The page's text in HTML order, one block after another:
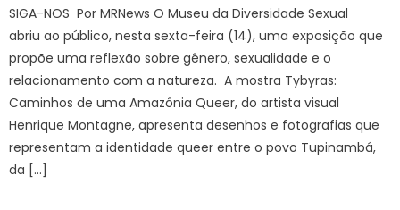
SIGA-NOS Por MRNews O Museu da Diversidade Sexual
abriu ao público, nesta sexta-feira (14), uma exposição que
propõe uma reflexão sobre gênero, sexualidade e o
relacionamento com a natureza. A mostra Tybyras:
Caminhos de uma Amazônia Queer, do artista visual
Henrique Montagne, apresenta desenhos e fotografias que
representam a identidade queer entre o povo Tupinambá,
da […]